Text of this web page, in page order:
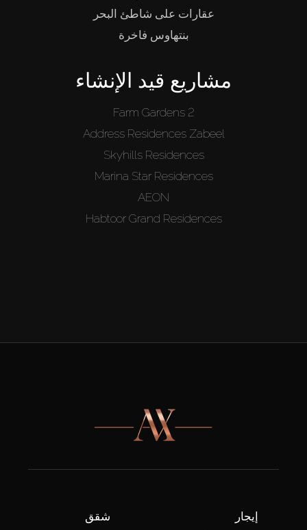
عقارات على شاطئ البحر
بنتهاوس فاخرة
مشاريع قيد الإنشاء
Farm Gardens 2
Address Residences Zabeel
Skyhills Residences
Marina Star Residences
AEON
Habtoor Grand Residences
شقق
إيجار